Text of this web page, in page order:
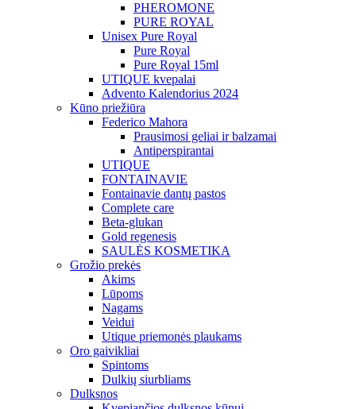
PHEROMONE
PURE ROYAL
Unisex Pure Royal
Pure Royal
Pure Royal 15ml
UTIQUE kvepalai
Advento Kalendorius 2024
Kūno priežiūra
Federico Mahora
Prausimosi geliai ir balzamai
Antiperspirantai
UTIQUE
FONTAINAVIE
Fontainavie dantų pastos
Complete care
Beta-glukan
Gold regenesis
SAULĖS KOSMETIKA
Grožio prekės
Akims
Lūpoms
Nagams
Veidui
Utique priemonės plaukams
Oro gaivikliai
Spintoms
Dulkių siurbliams
Dulksnos